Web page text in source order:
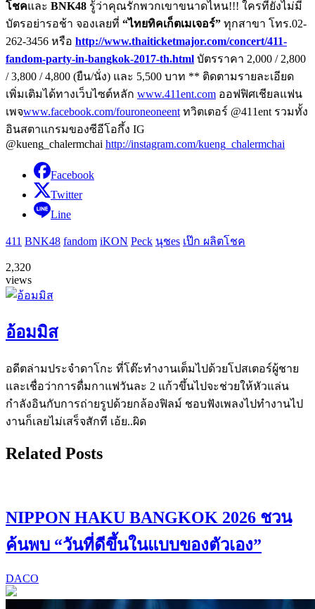
โชคและ BNK48 รู้ว่าคุณรักพวกเขาขนาดไหน!!! ใครที่ยังไม่มี
บัตรอย่ารอช้า จองเลยที่ “ไทยทิคเก็ตเมเจอร์” ทุกสาขา โทร.02-
262-3456 หรือ http://www.thaiticketmajor.com/concert/411-
fandom-party-in-bangkok-2017-th.html บัตรราคา 2,000 / 2,800
/ 3,800 / 4,800 (ยืน/นั่ง) และ 5,500 บาท ** ติดตามรายละเอียด
เพิ่มเติมได้ทางเว็บไซต์หลัก www.411ent.com ออฟฟิศเชียลแฟน
เพจwww.facebook.com/fouroneoneent ทวิตเตอร์ @411ent รวมทั้ง
อินสตาแกรมของซีอีโอกึ้ง IG
@kueng_chalermchai http://instagram.com/kueng_chalermchai
Facebook
Twitter
Line
411 BNK48 fandom iKON Peck นุชes เป๊ก ผลิตโชค
2,320
views
อ้อมมิส
อดีตล่ามประจำดาโกะ ที่โต๊ะทำงานเต็มไปด้วยโปสเตอร์ผู้ชาย
และเชื่อว่าการดื่มกาแฟวันละ 2 แก้วขึ้นไปจะช่วยให้หัวแล่น
กำลังอินกับการถ่ายรูปด้วยกล้องฟิลม์ ชอบฟังเพลงไปทำงานไป
งานก็เลยไม่เสร็จสักที เอ้ย..ผิด
Related Posts
NIPPON HAKU BANGKOK 2026 ชวน
ค้นพบ “วันที่ดีขึ้นในแบบของตัวเอง”
DACO